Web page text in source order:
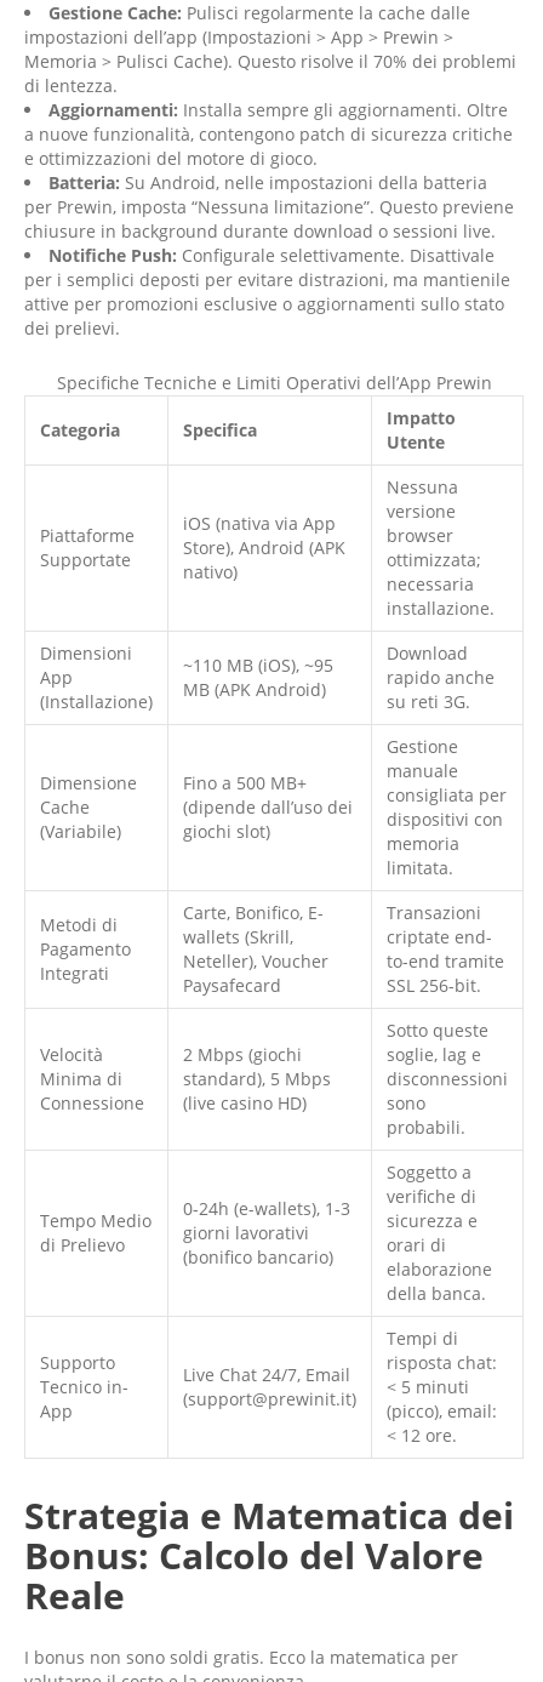
Gestione Cache: Pulisci regolarmente la cache dalle
impostazioni dell’app (Impostazioni > App > Prewin >
Memoria > Pulisci Cache). Questo risolve il 70% dei problemi
di lentezza.
Aggiornamenti: Installa sempre gli aggiornamenti. Oltre
a nuove funzionalità, contengono patch di sicurezza critiche
e ottimizzazioni del motore di gioco.
Batteria: Su Android, nelle impostazioni della batteria
per Prewin, imposta “Nessuna limitazione”. Questo previene
chiusure in background durante download o sessioni live.
Notifiche Push: Configurale selettivamente. Disattivale
per i semplici deposti per evitare distrazioni, ma mantienile
attive per promozioni esclusive o aggiornamenti sullo stato
dei prelievi.
Specifiche Tecniche e Limiti Operativi dell’App Prewin
Categoria Specifica
Impatto
Utente
Piattaforme
Supportate
iOS (nativa via App
Store), Android (APK
nativo)
Nessuna
versione
browser
ottimizzata;
necessaria
installazione.
Dimensioni
App
(Installazione)
~110 MB (iOS), ~95
MB (APK Android)
Download
rapido anche
su reti 3G.
Dimensione
Cache
(Variabile)
Fino a 500 MB+
(dipende dall’uso dei
giochi slot)
Gestione
manuale
consigliata per
dispositivi con
memoria
limitata.
Metodi di
Pagamento
Integrati
Carte, Bonifico, E-
wallets (Skrill,
Neteller), Voucher
Paysafecard
Transazioni
criptate end-
to-end tramite
SSL 256-bit.
Velocità
Minima di
Connessione
2 Mbps (giochi
standard), 5 Mbps
(live casino HD)
Sotto queste
soglie, lag e
disconnessioni
sono
probabili.
Tempo Medio
di Prelievo
0-24h (e-wallets), 1-3
giorni lavorativi
(bonifico bancario)
Soggetto a
verifiche di
sicurezza e
orari di
elaborazione
della banca.
Supporto
Tecnico in-
App
Live Chat 24/7, Email
(support@prewinit.it)
Tempi di
risposta chat:
< 5 minuti
(picco), email:
< 12 ore.
Strategia e Matematica dei
Bonus: Calcolo del Valore
Reale
I bonus non sono soldi gratis. Ecco la matematica per